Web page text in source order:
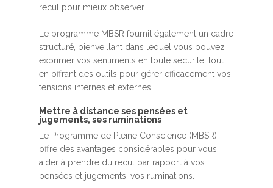
recul pour mieux observer.
Le programme MBSR fournit également un cadre
structuré, bienveillant dans lequel vous pouvez
exprimer vos sentiments en toute sécurité, tout
en offrant des outils pour gérer efficacement vos
tensions internes et externes.
Mettre à distance ses pensées et
jugements, ses ruminations
Le Programme de Pleine Conscience (MBSR)
offre des avantages considérables pour vous
aider à prendre du recul par rapport à vos
pensées et jugements, vos ruminations.